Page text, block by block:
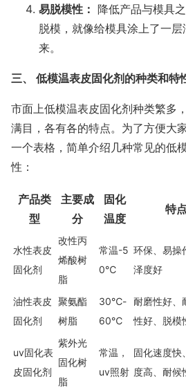
易脱模性： 降低产品与模具
脱模，就像给模具涂上了一层
来。
三、 低模温表皮固化剂的种类和特
市面上低模温表皮固化剂种类繁多
满目，各有各的特点。为了方便大
一个表格，简单介绍几种常见的低
性：
产品类
型
主要成
分
固化
温度
特点
水性表皮
固化剂
改性丙
烯酸树
脂
常温-5
0℃
环保、易操
泽度好
油性表皮
固化剂
聚氨酯
树脂
30℃-
60℃
耐磨性好、
性好、脱模
uv固化表
皮固化剂
紫外光
固化树
脂
常温，
uv照射
固化速度快
度高、耐候